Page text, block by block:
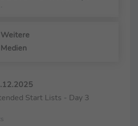
Weitere
Medien
Start Lists - Day 3